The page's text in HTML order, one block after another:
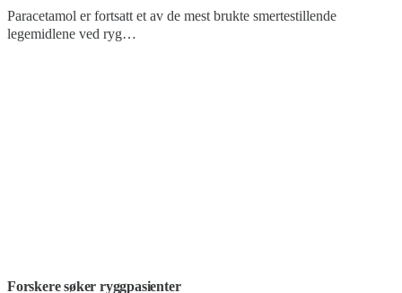
Paracetamol er fortsatt et av de mest brukte smertestillende
legemidlene ved ryg…
Forskere søker ryggpasienter